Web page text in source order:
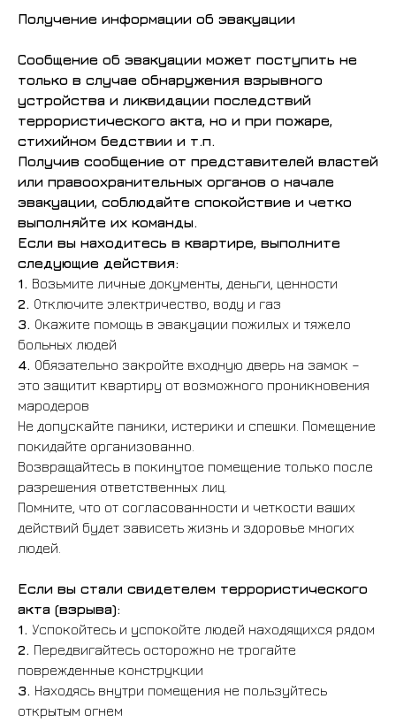
Получение информации об эвакуации
Сообщение об эвакуации может поступить не
только в случае обнаружения взрывного
устройства и ликвидации последствий
террористического акта, но и при пожаре,
стихийном бедствии и т.п.
Получив сообщение от представителей властей
или правоохранительных органов о начале
эвакуации, соблюдайте спокойствие и четко
выполняйте их команды.
Если вы находитесь в квартире, выполните
следующие действия:
1. Возьмите личные документы, деньги, ценности
2. Отключите электричество, воду и газ
3. Окажите помощь в эвакуации пожилых и тяжело
больных людей
4. Обязательно закройте входную дверь на замок –
это защитит квартиру от возможного проникновения
мародеров
Не допускайте паники, истерики и спешки. Помещение
покидайте организованно.
Возвращайтесь в покинутое помещение только после
разрешения ответственных лиц.
Помните, что от согласованности и четкости ваших
действий будет зависеть жизнь и здоровье многих
людей.
Если вы стали свидетелем террористического
акта (взрыва):
1. Успокойтесь и успокойте людей находящихся рядом
2. Передвигайтесь осторожно не трогайте
поврежденные конструкции
3. Находясь внутри помещения не пользуйтесь
открытым огнем